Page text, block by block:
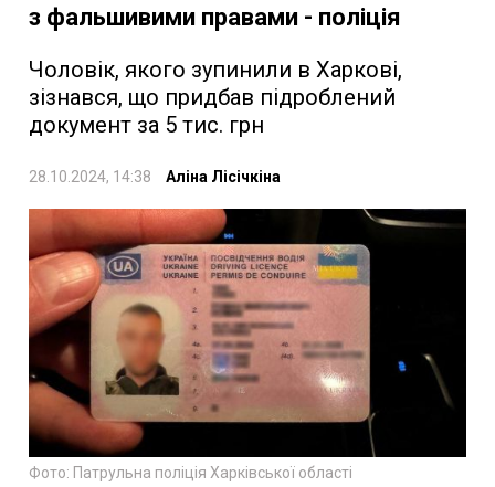
з фальшивими правами - поліція
Чоловік, якого зупинили в Харкові,
зізнався, що придбав підроблений
документ за 5 тис. грн
28.10.2024, 14:38 Аліна Лісічкіна
Фото: Патрульна поліція Харківської області